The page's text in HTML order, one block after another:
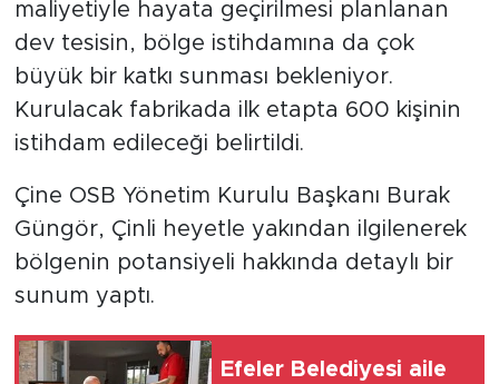
maliyetiyle hayata geçirilmesi planlanan
dev tesisin, bölge istihdamına da çok
büyük bir katkı sunması bekleniyor.
Kurulacak fabrikada ilk etapta 600 kişinin
istihdam edileceği belirtildi.
Çine OSB Yönetim Kurulu Başkanı Burak
Güngör, Çinli heyetle yakından ilgilenerek
bölgenin potansiyeli hakkında detaylı bir
sunum yaptı.
Efeler Belediyesi aile